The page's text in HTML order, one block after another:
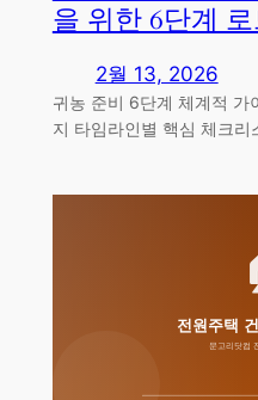
을 위한 6단계
2월 13, 2026
귀농 준비 6단계 체계적 가
지 타임라인별 핵심 체크리